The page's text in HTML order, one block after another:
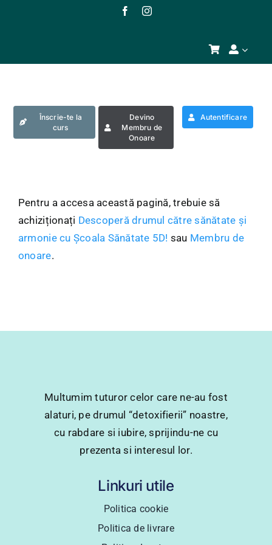
Înscrie-te la
curs
Devino
Membru de
Onoare
Autentificare
Pentru a accesa această pagină, trebuie să
achiziționați Descoperă drumul către sănătate și
armonie cu Școala Sănătate 5D! sau Membru de
onoare.
Multumim tuturor celor care ne-au fost
alaturi, pe drumul “detoxifierii” noastre,
cu rabdare si iubire, sprijindu-ne cu
prezenta si interesul lor.
Linkuri utile
Politica cookie
Politica de livrare